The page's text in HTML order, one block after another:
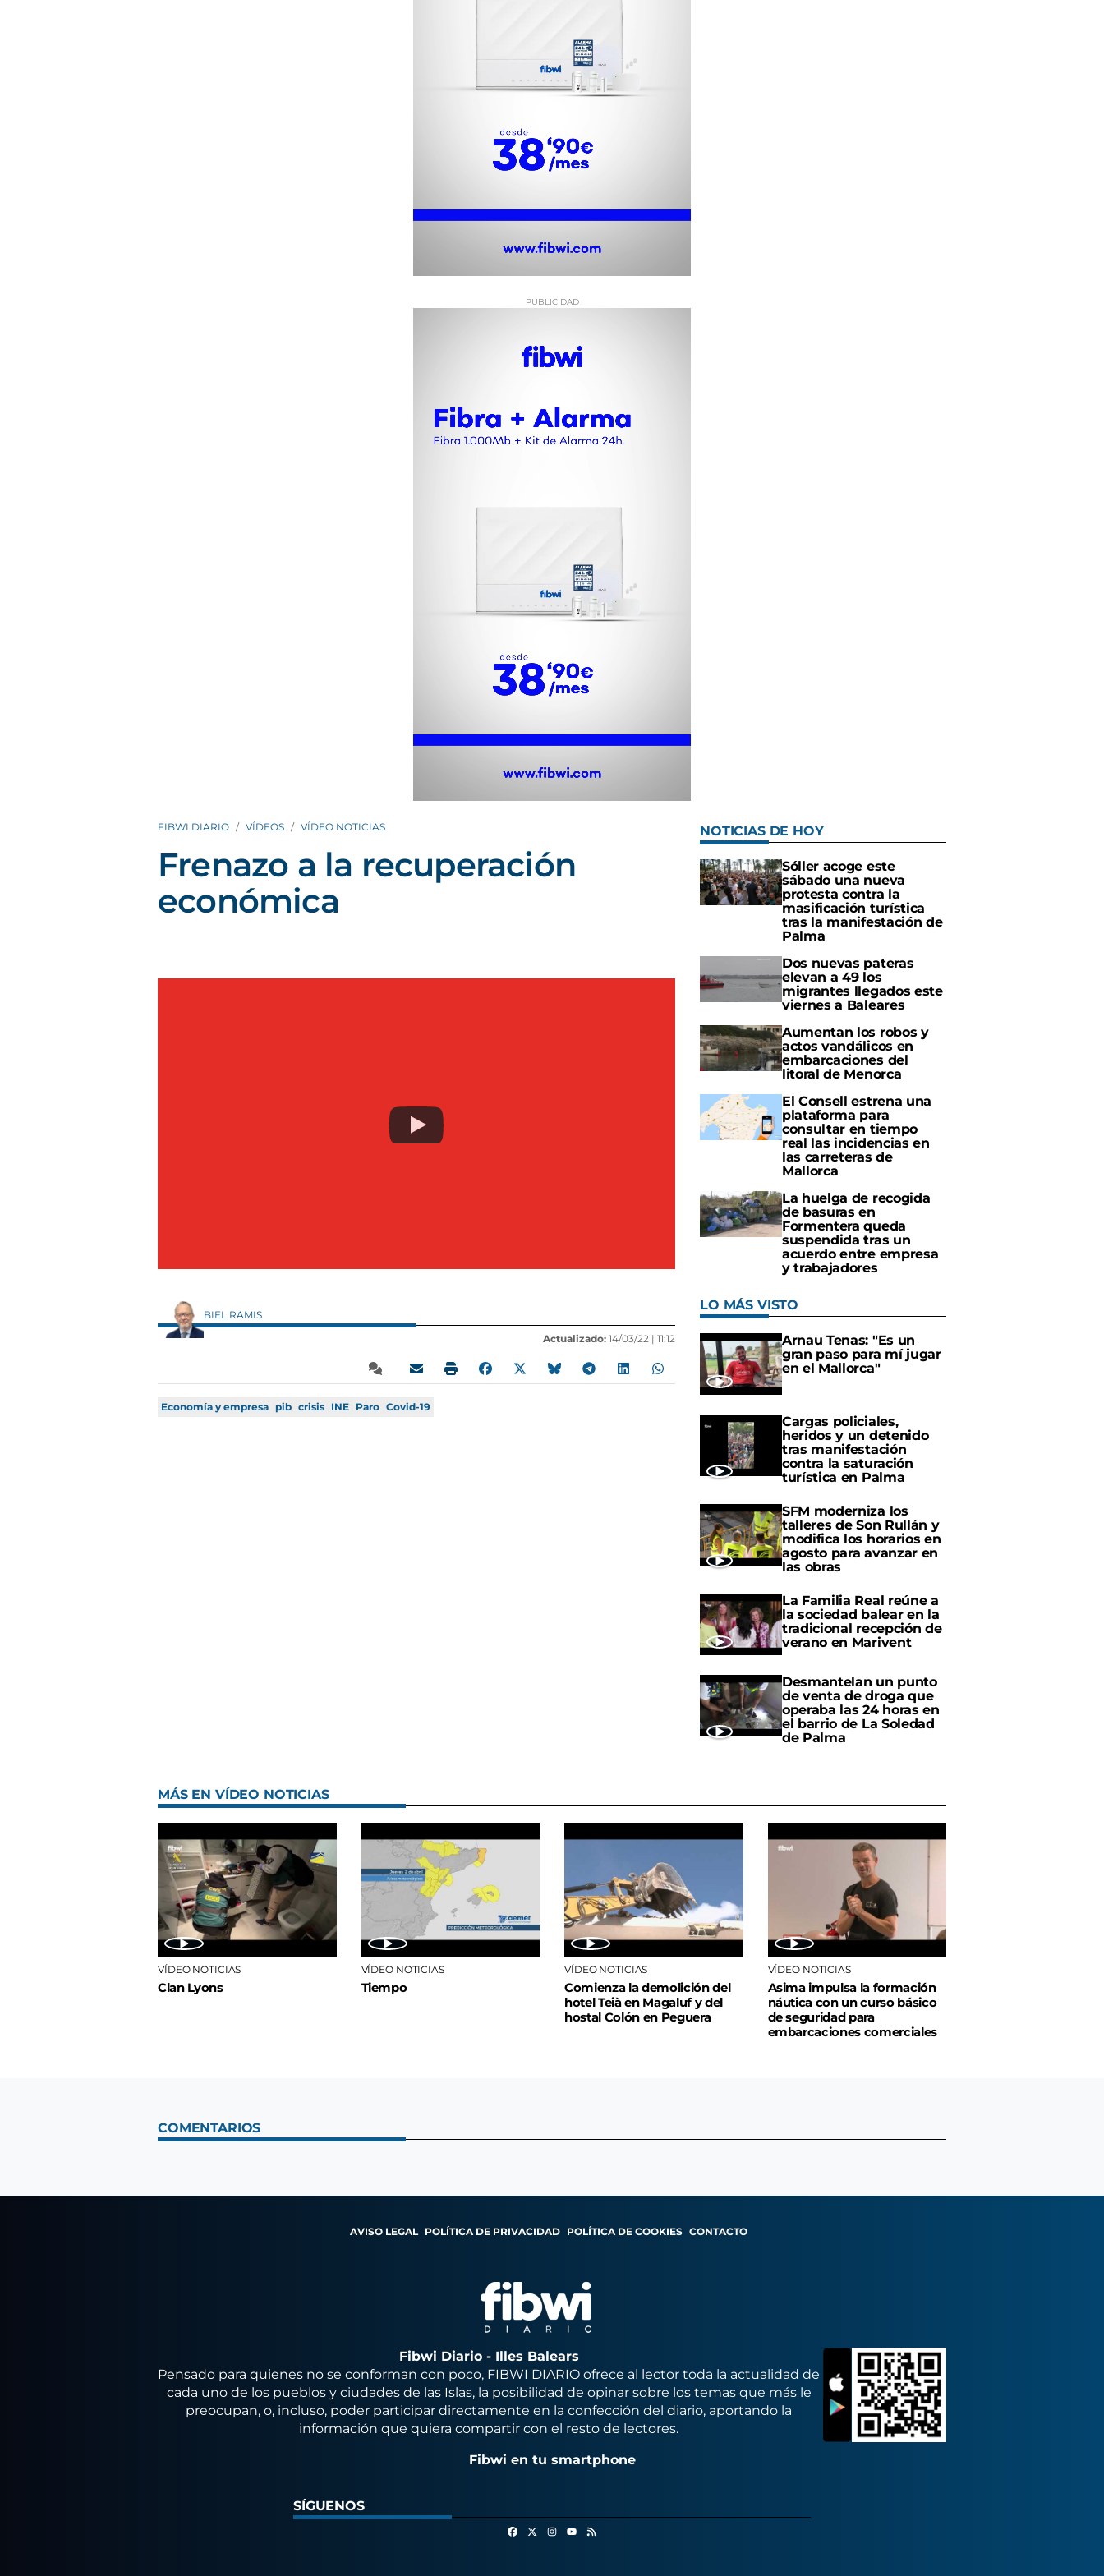
FIBWI DIARIO VÍDEOS VÍDEO NOTICIAS
Frenazo a la recuperación
económica
BIEL RAMIS
Actualizado: 14/03/22 | 11:12
Economía y empresa pib crisis INE Paro Covid-19
NOTICIAS DE HOY
Sóller acoge este
sábado una nueva
protesta contra la
masificación turística
tras la manifestación de
Palma
Dos nuevas pateras
elevan a 49 los
migrantes llegados este
viernes a Baleares
Aumentan los robos y
actos vandálicos en
embarcaciones del
litoral de Menorca
El Consell estrena una
plataforma para
consultar en tiempo
real las incidencias en
las carreteras de
Mallorca
La huelga de recogida
de basuras en
Formentera queda
suspendida tras un
acuerdo entre empresa
y trabajadores
LO MÁS VISTO
Arnau Tenas: "Es un
gran paso para mí jugar
en el Mallorca"
Cargas policiales,
heridos y un detenido
tras manifestación
contra la saturación
turística en Palma
SFM moderniza los
talleres de Son Rullán y
modifica los horarios en
agosto para avanzar en
las obras
La Familia Real reúne a
la sociedad balear en la
tradicional recepción de
verano en Marivent
Desmantelan un punto
de venta de droga que
operaba las 24 horas en
el barrio de La Soledad
de Palma
MÁS EN VÍDEO NOTICIAS
VÍDEO NOTICIAS
Clan Lyons
VÍDEO NOTICIAS
Tiempo
VÍDEO NOTICIAS
Comienza la demolición del
hotel Teià en Magaluf y del
hostal Colón en Peguera
VÍDEO NOTICIAS
Asima impulsa la formación
náutica con un curso básico
de seguridad para
embarcaciones comerciales
COMENTARIOS
AVISO LEGAL POLÍTICA DE PRIVACIDAD POLÍTICA DE COOKIES CONTACTO
Fibwi Diario - Illes Balears
Pensado para quienes no se conforman con poco, FIBWI DIARIO ofrece al lector toda la actualidad de
cada uno de los pueblos y ciudades de las Islas, la posibilidad de opinar sobre los temas que más le
preocupan, o, incluso, poder participar directamente en la confección del diario, aportando la
información que quiera compartir con el resto de lectores.
Fibwi en tu smartphone
SÍGUENOS
FacebookInstagram